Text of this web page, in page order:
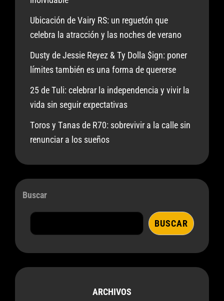
Ubicación de Vairy RS: un reguetón que
celebra la atracción y las noches de verano
Dusty de Jessie Reyez & Ty Dolla $ign: poner
límites también es una forma de quererse
25 de Tuli: celebrar la independencia y vivir la
vida sin seguir expectativas
Toros y Tanas de R70: sobrevivir a la calle sin
renunciar a los sueños
Buscar
BUSCAR
ARCHIVOS